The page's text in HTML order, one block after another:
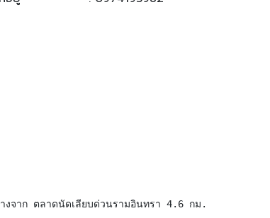
จาก ตลาดนัดเลียบด่วนรามอินทรา 4.6 กม.